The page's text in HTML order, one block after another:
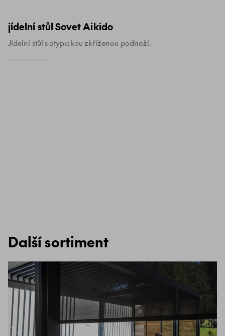
jídelní stůl Sovet Aikido
Jídelní stůl s atypickou zkříženou podnoží.
Další sortiment